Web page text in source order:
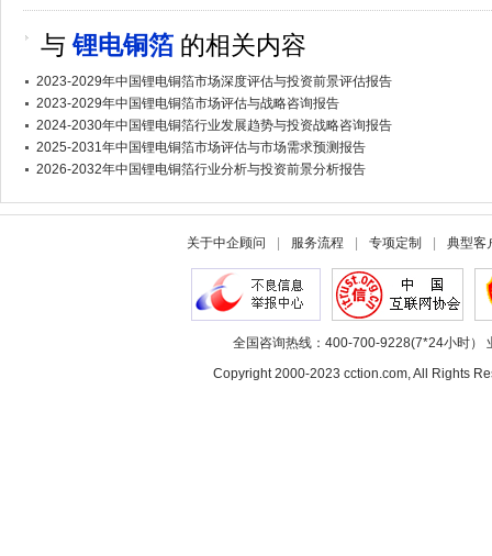
与锂电铜箔 的相关内容
2023-2029年中国锂电铜箔市场深度评估与投资前景评估报告
2023-2029年中国锂电铜箔市场评估与战略咨询报告
2024-2030年中国锂电铜箔行业发展趋势与投资战略咨询报告
2025-2031年中国锂电铜箔市场评估与市场需求预测报告
2026-2032年中国锂电铜箔行业分析与投资前景分析报告
关于中企顾问 服务流程 专项定制 典型客
全国咨询热线：400-700-9228(7*24小时）
Copyright 2000-2023 cction.com, All Rights